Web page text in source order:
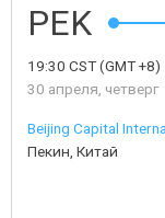
PEK
19:30 CST(GMT +8)
30 апреля, четверг
Beijing Capital
Пекин, Китай